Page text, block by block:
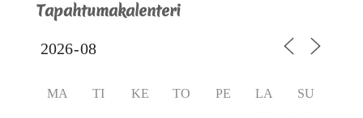
Tapahtumakalenteri
MA TI KE TO PE LA SU